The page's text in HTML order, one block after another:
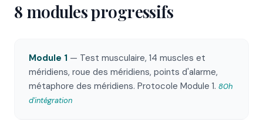
8 modules progressifs
Module 1 — Test musculaire, 14 muscles et
méridiens, roue des méridiens, points d'alarme,
métaphore des méridiens. Protocole Module 1. 80h
d'intégration